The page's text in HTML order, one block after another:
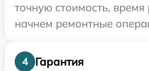
точную стоимость, время
начнем ремонтные
4
Гарантия